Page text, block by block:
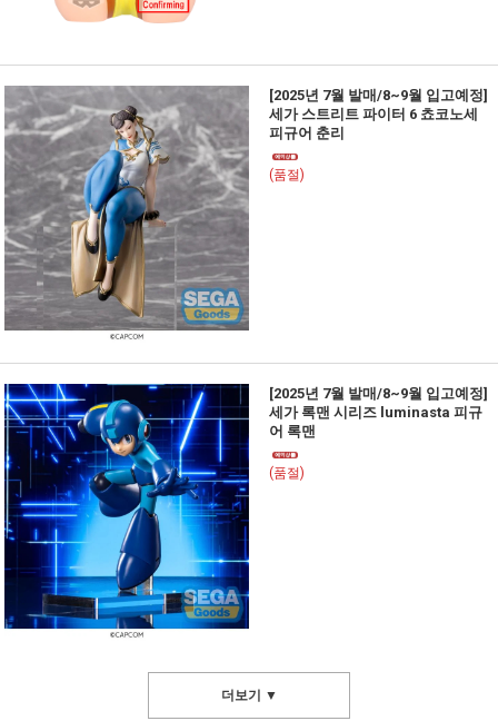
[2025년 7월 발매/8~9월 입고예정]
세가 스트리트 파이터 6 쵸코노세
피규어 춘리
(품절)
[2025년 7월 발매/8~9월 입고예정]
세가 록맨 시리즈 luminasta 피규
어 록맨
(품절)
더보기 ▼